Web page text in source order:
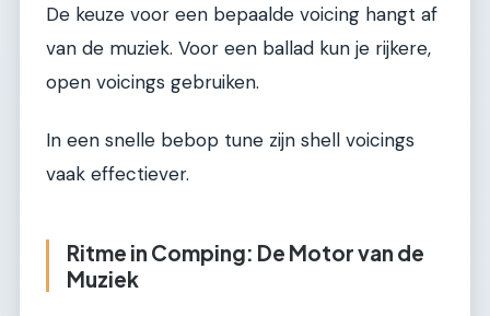
De keuze voor een bepaalde voicing hangt af
van de muziek. Voor een ballad kun je rijkere,
open voicings gebruiken.
In een snelle bebop tune zijn shell voicings
vaak effectiever.
Ritme in Comping: De Motor van de
Muziek